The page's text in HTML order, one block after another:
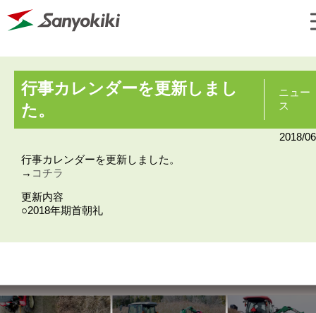
行事カレンダーを更新しまし
た。
ニュー
ス
2018/
行事カレンダーを更新しました。
→ コチラ
更新内容
○2018年期首朝礼